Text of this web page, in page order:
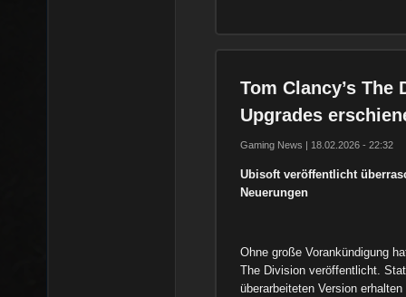
Tom Clancy’s
Upgrades
Gaming News | 18.02.2026 - 22:32
Ubisoft veröffentlicht
Neuerungen
Ohne große Vorankündigung
The Division veröffentlicht.
überarbeiteten Version